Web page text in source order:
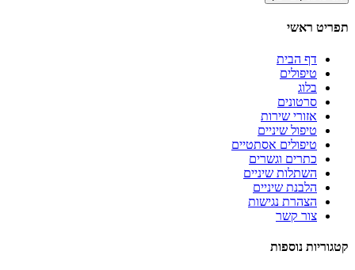
תפריט ראשי
דף הבית
טיפולים
בלוג
סרטונים
אזורי שירות
טיפול שיניים
טיפולים אסתטיים
כתרים וגשרים
השתלות שיניים
הלבנת שיניים
הצהרת נגישות
צור קשר
קטגוריות נוספות